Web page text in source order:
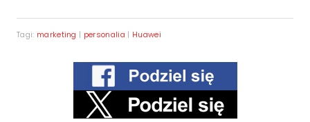
Tagi: marketing | personalia | Huawei